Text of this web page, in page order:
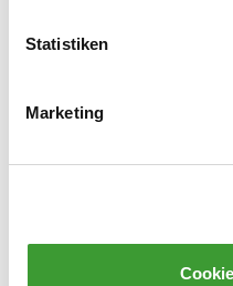
Statistiken
Marketing
BIO